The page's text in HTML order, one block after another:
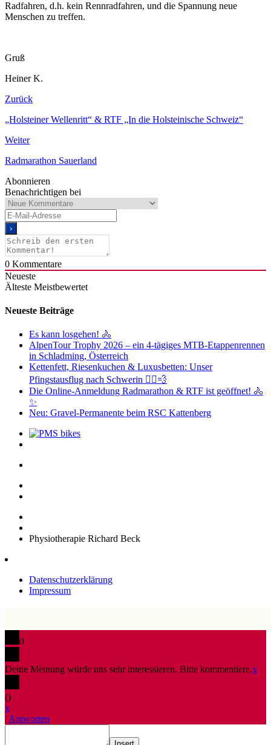
Radfahren, d.h. kein Rennradfahren, und die Spannung neue
Menschen zu treffen.
Gruß
Heiner K.
Zurück
„Holsteiner Wellenritt“ & RTF „In die Holsteinische Schweiz“
Weiter
Radmarathon Sauerland
Abonnieren
Benachrichtigen bei
0 Kommentare
Neueste
Älteste Meistbewertet
Neueste Beiträge
Es kann losgehen! 🚴
AlpenTour Trophy 2026 – ein 4-tägiges MTB-Etappenrennen
in Schladming, Österreich
Kettenfett, Riesenkuchen & Luxusbetten: Unser
Pfingstausflug nach Schwerin 🚴‍♂️💨
Die Online-Anmeldung Radmarathon & RTF ist geöffnet! 🚴
✨
Neu: Gravel-Permanente beim RSC Kattenberg
Physiotherapie Richard Beck
Datenschutzerklärung
Impressum
0
Deine Meinung würde uns sehr interessieren. Bitte kommentiere.x
()
x
| Antworten